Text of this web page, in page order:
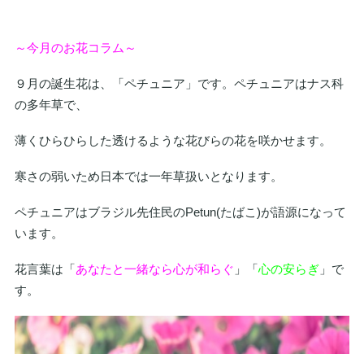
～今月のお花コラム～
９月の誕生花は、「ペチュニア」です。ペチュニアはナス科
の多年草で、
薄くひらひらした透けるような花びらの花を咲かせます。
寒さの弱いため日本では一年草扱いとなります。
ペチュニアはブラジル先住民のPetun(たばこ)が語源になって
います。
花言葉は「あなたと一緒なら心が和らぐ 」「心の安らぎ 」で
す。